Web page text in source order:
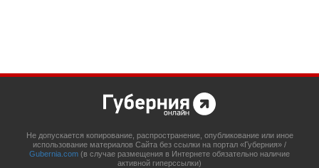
Не допускается копирование, распространение, опубликование или иное
использование материалов Сайта без ссылки на портал «Губерния» /
Gubernia.com (в случае размещения в Интернете обязательно наличие
активной гиперссылки)